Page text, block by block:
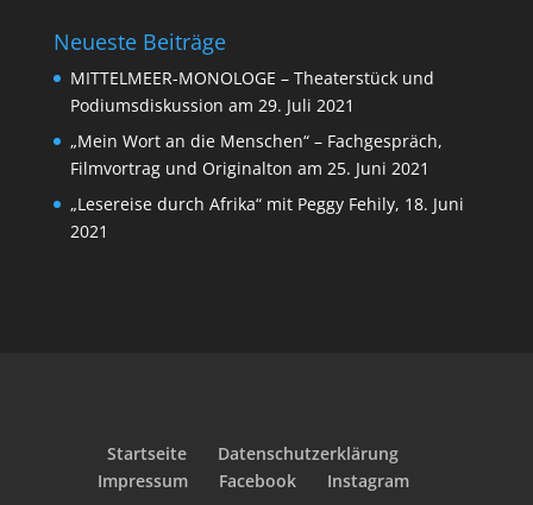
Neueste Beiträge
MITTELMEER-MONOLOGE – Theaterstück und
Podiumsdiskussion am 29. Juli 2021
„Mein Wort an die Menschen“ – Fachgespräch,
Filmvortrag und Originalton am 25. Juni 2021
„Lesereise durch Afrika“ mit Peggy Fehily, 18. Juni
2021
Startseite
Datenschutzerklärung
Impressum
Facebook Instagram